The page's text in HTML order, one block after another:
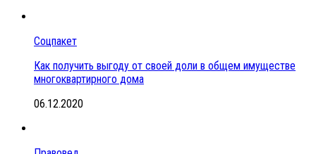
Соцпакет
Как получить выгоду от своей доли в общем имуществе
многоквартирного дома
06.12.2020